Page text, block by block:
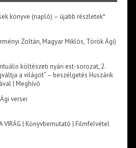
könyve (napló) – újabb részletek*
Zoltán, Magyar Miklós, Török Ági)
költészeti nyári est-sorozat, 2.
a világot” – beszélgetés Huszárik
| Meghívó
versei
VIRÁG | Könyvbemutató | Filmfelvétel